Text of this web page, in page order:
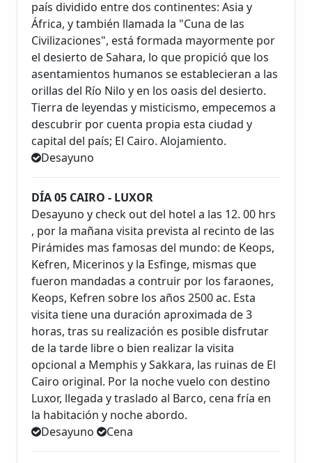
país dividido entre dos continentes: Asia y
África, y también llamada la "Cuna de las
Civilizaciones", está formada mayormente por
el desierto de Sahara, lo que propició que los
asentamientos humanos se establecieran a las
orillas del Río Nilo y en los oasis del desierto.
Tierra de leyendas y misticismo, empecemos a
descubrir por cuenta propia esta ciudad y
capital del país; El Cairo. Alojamiento.
Desayuno
DÍA 05 CAIRO - LUXOR
Desayuno y check out del hotel a las 12. 00 hrs
, por la mañana visita prevista al recinto de las
Pirámides mas famosas del mundo: de Keops,
Kefren, Micerinos y la Esfinge, mismas que
fueron mandadas a contruir por los faraones,
Keops, Kefren sobre los años 2500 ac. Esta
visita tiene una duración aproximada de 3
horas, tras su realización es posible disfrutar
de la tarde libre o bien realizar la visita
opcional a Memphis y Sakkara, las ruinas de El
Cairo original. Por la noche vuelo con destino
Luxor, llegada y traslado al Barco, cena fría en
la habitación y noche abordo.
Desayuno
Cena